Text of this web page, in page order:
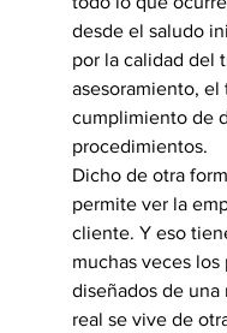
desde el saludo
por la calidad del
asesoramiento, el
cumplimiento de
procedimientos.
Dicho de otra
permite ver la
cliente. Y eso
muchas veces
diseñados de una
real se vive de